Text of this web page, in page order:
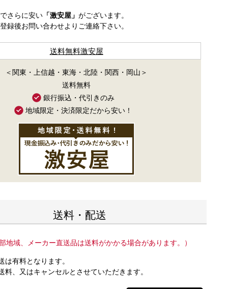
さらに安い 「激安屋」 がございます。
後お問い合わせよりご連絡下さい。
送料無料激安屋
＜関東・上信越・東海・北陸・関西・岡山＞
送料無料
銀行振込・代引きのみ
地域限定・決済限定だから安い！
送料・配送
地域、メーカー直送品は送料がかかる場合があります。）
有料となります。
料、又はキャンセルとさせていただきます。